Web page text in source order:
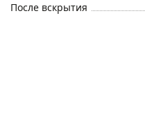
После вскрытия